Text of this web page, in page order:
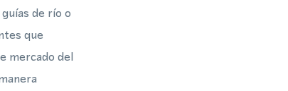
de río o
que
mercado del